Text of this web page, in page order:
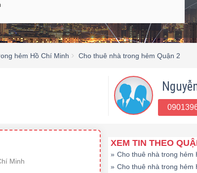
hẻm Hồ Chí Minh Cho thuê nhà trong hẻm Quận 2
Minh
XEM TIN THEO
» Cho thuê nhà trong hẻm
» Cho thuê nhà trong hẻm